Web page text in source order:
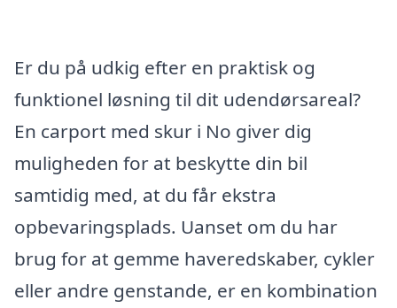
Er du på udkig efter en praktisk og
funktionel løsning til dit udendørsareal?
En carport med skur i No giver dig
muligheden for at beskytte din bil
samtidig med, at du får ekstra
opbevaringsplads. Uanset om du har
brug for at gemme haveredskaber, cykler
eller andre genstande, er en kombination